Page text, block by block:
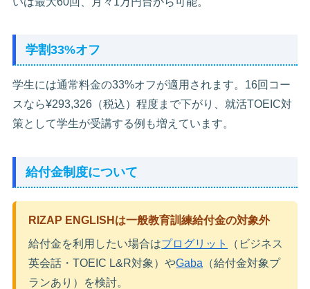
学割33%オフ
学生には通常料金の33%オフが適用されます。16回コー
スなら¥293,326（税込）程度まで下がり、就活TOEIC対
策として学生が受講する例も増えています。
給付金制度について
RIZAP ENGLISHは一般教育訓練給付金の対象外
給付金を利用したい場合はプログリット
（ビジネス
英会話・TOEIC L&R対象）やGaba （給付金対象プ
ランあり）を検討。